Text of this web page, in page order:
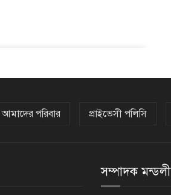
আমাদের পরিবার প্রাইভেসী পলিসি
সম্পাদক মন্ডলী